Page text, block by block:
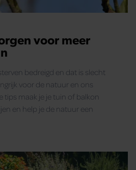
uw gebruik van hun services. U
cookies als u onze website blijft
voor meer
bedreigd en dat is slecht
voor de natuur en ons
tips maak je je tuin of balkon
en help je de natuur een